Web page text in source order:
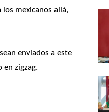
mexicanos allá,
enviados a este
en zigzag.